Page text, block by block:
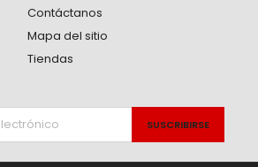
Contáctanos
Mapa del sitio
Tiendas